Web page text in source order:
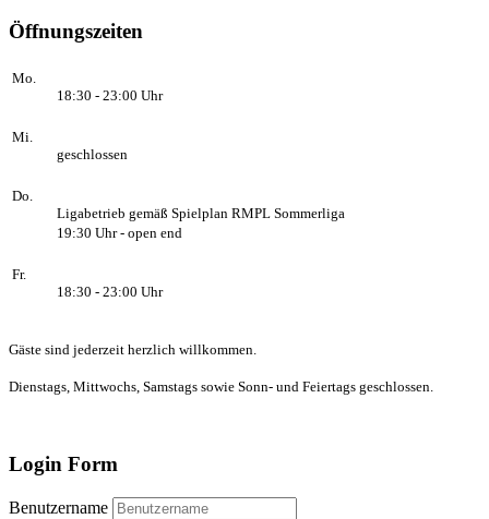
Öffnungszeiten
Mo.
18:30 - 23:00 Uhr
Mi.
geschlossen
Do.
Ligabetrieb gemäß Spielplan RMPL Sommerliga
19:30 Uhr - open end
Fr.
18:30 - 23:00 Uhr
Gäste sind jederzeit herzlich willkommen.
Dienstags, Mittwochs, Samstags sowie Sonn- und Feiertags geschlossen.
Login Form
Benutzername